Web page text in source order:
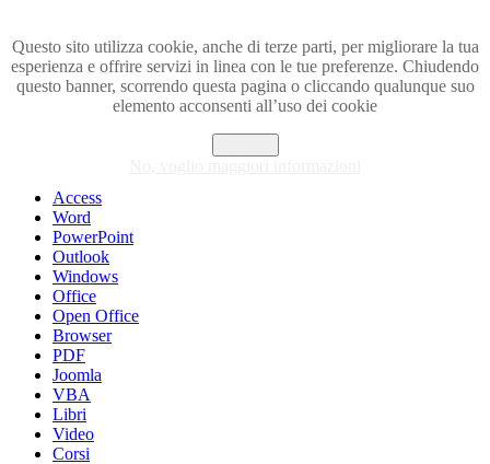
Questo sito utilizza cookie, anche di terze parti, per migliorare la tua
esperienza e offrire servizi in linea con le tue preferenze. Chiudendo
questo banner, scorrendo questa pagina o cliccando qualunque suo
elemento acconsenti all’uso dei cookie
Visita i forum di SOS-OFFICE
Access
Word
PowerPoint
Outlook
Windows
Office
Open Office
Browser
PDF
Joomla
VBA
Libri
Video
Corsi